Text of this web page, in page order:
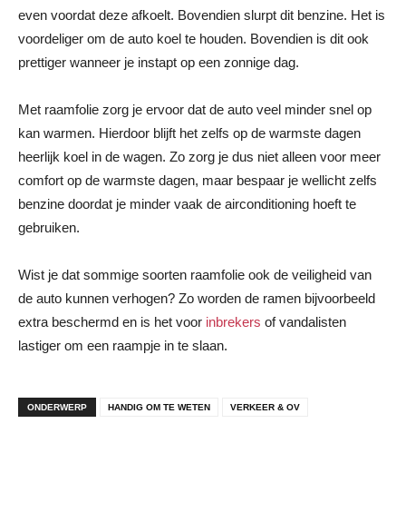
even voordat deze afkoelt. Bovendien slurpt dit benzine. Het is
voordeliger om de auto koel te houden. Bovendien is dit ook
prettiger wanneer je instapt op een zonnige dag.
Met raamfolie zorg je ervoor dat de auto veel minder snel op
kan warmen. Hierdoor blijft het zelfs op de warmste dagen
heerlijk koel in de wagen. Zo zorg je dus niet alleen voor meer
comfort op de warmste dagen, maar bespaar je wellicht zelfs
benzine doordat je minder vaak de airconditioning hoeft te
gebruiken.
Wist je dat sommige soorten raamfolie ook de veiligheid van
de auto kunnen verhogen? Zo worden de ramen bijvoorbeeld
extra beschermd en is het voor inbrekers of vandalisten
lastiger om een raampje in te slaan.
ONDERWERP HANDIG OM TE WETEN VERKEER & OV